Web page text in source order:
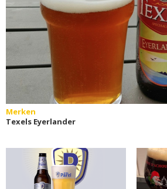
Merken
Texels Eyerlander